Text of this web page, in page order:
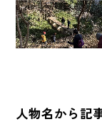
人物名から記